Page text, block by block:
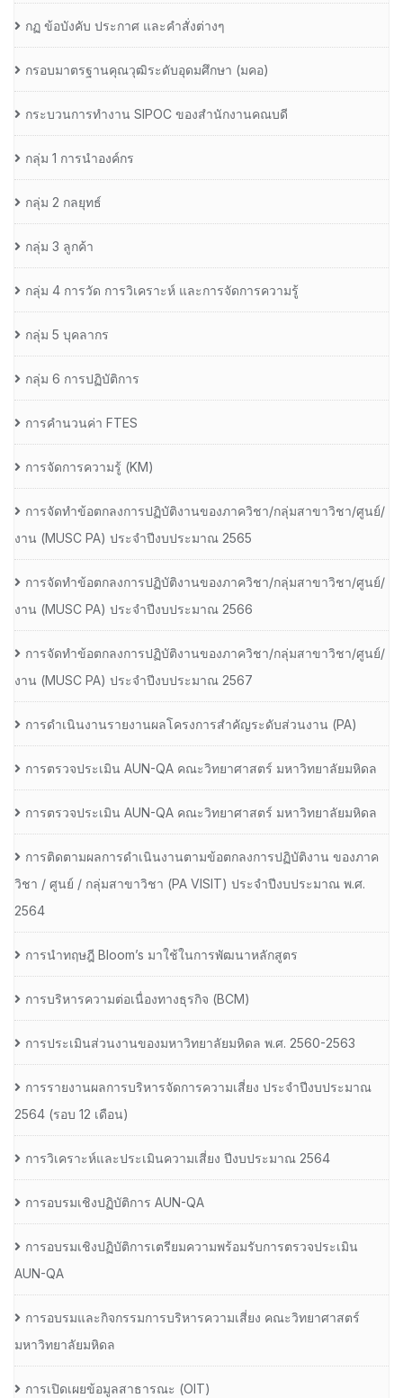
กฏ ข้อบังคับ ประกาศ และคำสั่งต่างๆ
กรอบมาตรฐานคุณวุฒิระดับอุดมศึกษา (มคอ)
กระบวนการทำงาน SIPOC ของสำนักงานคณบดี
กลุ่ม 1 การนำองค์กร
กลุ่ม 2 กลยุทธ์
กลุ่ม 3 ลูกค้า
กลุ่ม 4 การวัด การวิเคราะห์ และการจัดการความรู้
กลุ่ม 5 บุคลากร
กลุ่ม 6 การปฏิบัติการ
การคำนวนค่า FTES
การจัดการความรู้ (KM)
การจัดทำข้อตกลงการปฏิบัติงานของภาควิชา/กลุ่มสาขาวิชา/ศูนย์/
งาน (MUSC PA) ประจำปีงบประมาณ 2565
การจัดทำข้อตกลงการปฏิบัติงานของภาควิชา/กลุ่มสาขาวิชา/ศูนย์/
งาน (MUSC PA) ประจำปีงบประมาณ 2566
การจัดทำข้อตกลงการปฏิบัติงานของภาควิชา/กลุ่มสาขาวิชา/ศูนย์/
งาน (MUSC PA) ประจำปีงบประมาณ 2567
การดำเนินงานรายงานผลโครงการสำคัญระดับส่วนงาน (PA)
การตรวจประเมิน AUN-QA คณะวิทยาศาสตร์ มหาวิทยาลัยมหิดล
การตรวจประเมิน AUN-QA คณะวิทยาศาสตร์ มหาวิทยาลัยมหิดล
การติดตามผลการดำเนินงานตามข้อตกลงการปฏิบัติงาน ของภาค
วิชา / ศูนย์ / กลุ่มสาขาวิชา (PA VISIT) ประจำปีงบประมาณ พ.ศ.​
2564
การนำทฤษฎี Bloom’s มาใช้ในการพัฒนาหลักสูตร
การบริหารความต่อเนื่องทางธุรกิจ (BCM)
การประเมินส่วนงานของมหาวิทยาลัยมหิดล พ.ศ. 2560-2563
การรายงานผลการบริหารจัดการความเสี่ยง ประจำปีงบประมาณ
2564 (รอบ 12 เดือน)
การวิเคราะห์และประเมินความเสี่ยง ปีงบประมาณ 2564
การอบรมเชิงปฏิบัติการ AUN-QA
การอบรมเชิงปฏิบัติการเตรียมความพร้อมรับการตรวจประเมิน
AUN-QA
การอบรมและกิจกรรมการบริหารความเสี่ยง คณะวิทยาศาสตร์
มหาวิทยาลัยมหิดล
การเปิดเผยข้อมูลสาธารณะ (OIT)